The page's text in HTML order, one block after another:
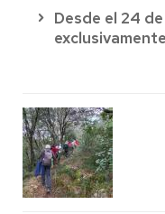
Desde el 24
exclusivamente